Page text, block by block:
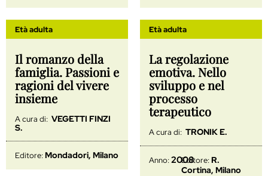
Età adulta
Il romanzo della
famiglia. Passioni e
ragioni del vivere
insieme
A cura di: VEGETTI FINZI
S.
Editore:Mondadori, Milano
Età adulta
La regolazione
emotiva. Nello
sviluppo e nel
processo
terapeutico
A cura di: TRONIK E.
Anno:2008
Editore: R.
Cortina, Milano